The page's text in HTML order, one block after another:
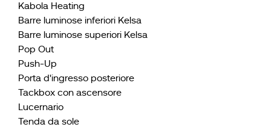
Kabola Heating
Barre luminose inferiori Kelsa
Barre luminose superiori Kelsa
Pop Out
Push-Up
Porta d'ingresso posteriore
Tackbox con ascensore
Lucernario
Tenda da sole